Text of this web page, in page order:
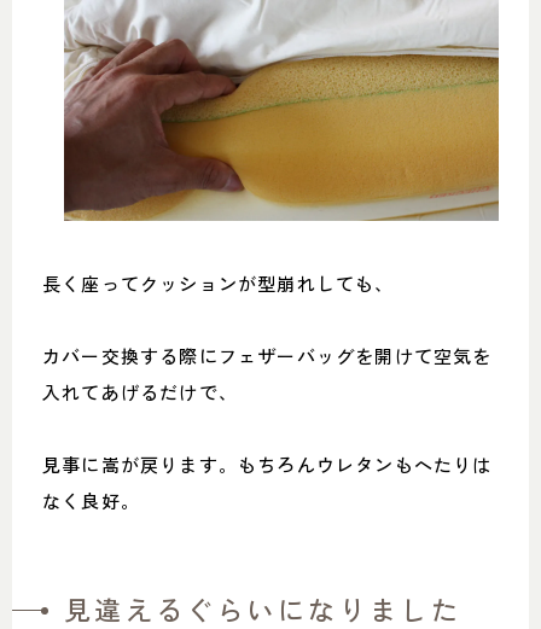
長く座ってクッションが型崩れしても、
カバー交換する際にフェザーバッグを開けて空気を
入れてあげるだけで、
見事に嵩が戻ります。もちろんウレタンもへたりは
なく良好。
見違えるぐらいになりました